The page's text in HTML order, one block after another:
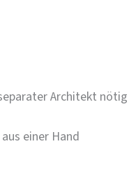
Architekt nötig
einer Hand